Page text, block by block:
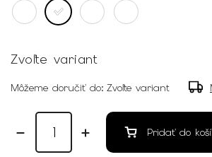
Zvoľte variant
Môžeme doručiť do: Zvoľte variant
Pridať do